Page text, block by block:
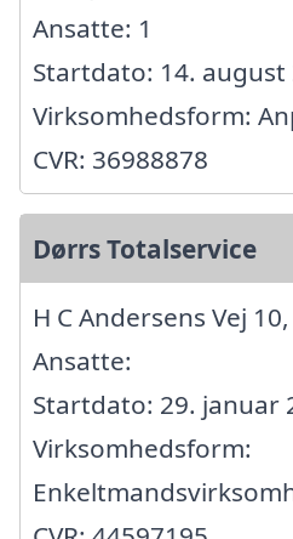
Ansatte: 1
Startdato: 14. august
Virksomhedsform:
CVR: 36988878
Dørrs Totalservice
H C Andersens Vej
Ansatte:
Startdato: 29. januar
Virksomhedsform: